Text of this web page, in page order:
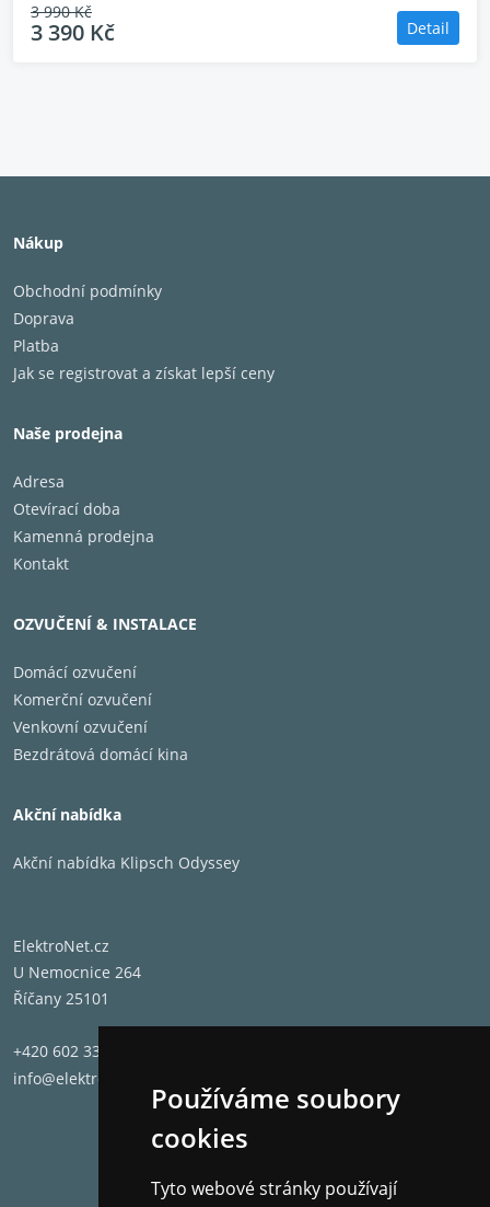
Používáme soubory
cookies
Tyto webové stránky používají
4 mikrofony pro čisté a jasné
Vaše sluchátka JBL Wave Beam 2 mají
Aplikace JBL Headphones
například že baterie je téměř vybitá.
jednoho z pěti uklidňujících zvuků, jako
Užijte si 10 hodin přehrávání a další tři
ještě rychlejší dobití? Stačí 10 minut
hodiny poslechu.
(* s vypnutým ANC)
Vícebodové připojení
na vašem telefonu.
Bezproblémové Bluetooth®
spárují s vašimi zařízeními Android
3 990 Kč
3 390 Kč Detail
Nákup
Obchodní podmínky
Doprava
Platba
Jak se registrovat a získat lepší ceny
Naše prodejna
Adresa
Otevírací doba
Kamenná prodejna
Kontakt
OZVUČENÍ & INSTALACE
Domácí ozvučení
Komerční ozvučení
Venkovní ozvučení
Bezdrátová domácí kina
Akční nabídka
Akční nabídka Klipsch Odyssey
ElektroNet.cz
U Nemocnice 264
Říčany 25101
+420 602 331 662
info@elektronet.cz